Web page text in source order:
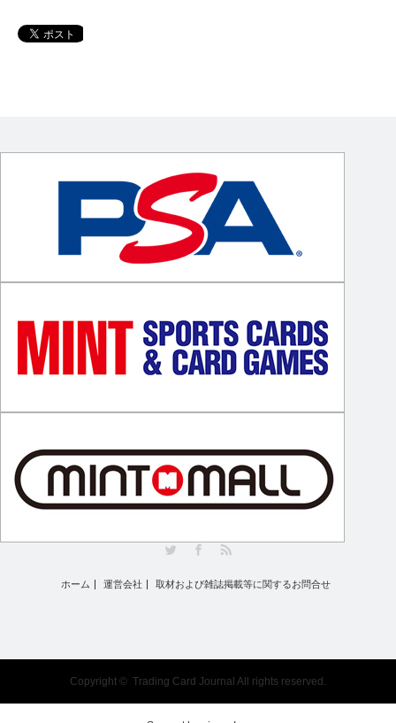
ホーム 運営会社 取材および雑誌掲載等に関するお問合せ
Copyright © Trading Card Journal All rights reserved.